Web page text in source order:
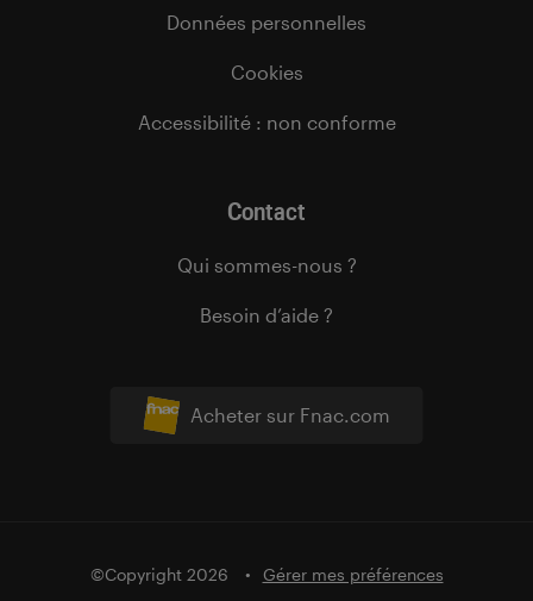
Acheter sur Fnac.com
Données personnelles
Cookies
Accessibilité : non conforme
Contact
Qui sommes-nous ?
Besoin d’aide ?
©Copyright 2026 Gérer mes préférences